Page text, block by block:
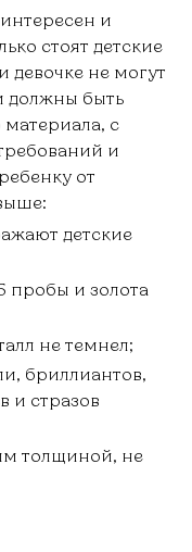
и
стоят детские
девочке не могут
должны быть
материала, с
и
от
детские
пробы и золота
не темнел;
бриллиантов,
и стразов
толщиной, не